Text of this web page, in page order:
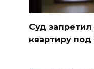
Суд
квартиру